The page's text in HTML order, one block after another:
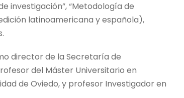
investigación”, “Metodología de
latinoamericana y española),
director de la Secretaría de
del Máster Universitario en
de Oviedo, y profesor Investigador en